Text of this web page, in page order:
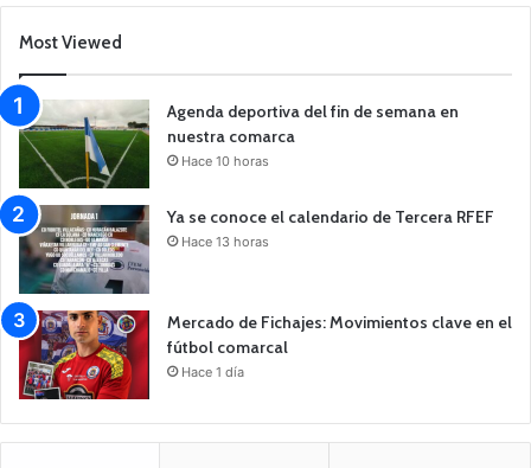
Most Viewed
Agenda deportiva del fin de semana en
nuestra comarca
Hace 10 horas
Ya se conoce el calendario de Tercera RFEF
Hace 13 horas
Mercado de Fichajes: Movimientos clave en el
fútbol comarcal
Hace 1 día